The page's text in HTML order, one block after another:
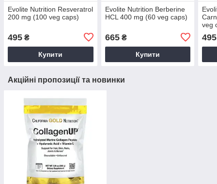
Evolite Nutrition Resveratrol
200 mg (100 veg caps)
495 ₴
Купити
Evolite Nutrition Berberine
HCL 400 mg (60 veg caps)
665₴
Купити
veg
495
Акційні пропозиції та новинки